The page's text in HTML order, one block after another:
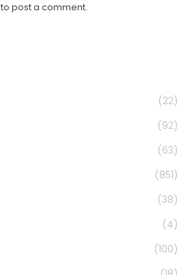
to post a comment.
(22)
(92)
(63)
(851)
(38)
(4)
(100)